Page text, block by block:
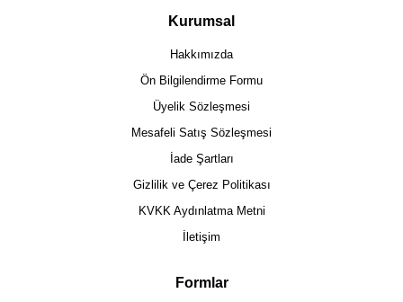
Kurumsal
Hakkımızda
Ön Bilgilendirme Formu
Üyelik Sözleşmesi
Mesafeli Satış Sözleşmesi
İade Şartları
Gizlilik ve Çerez Politikası
KVKK Aydınlatma Metni
İletişim
Formlar